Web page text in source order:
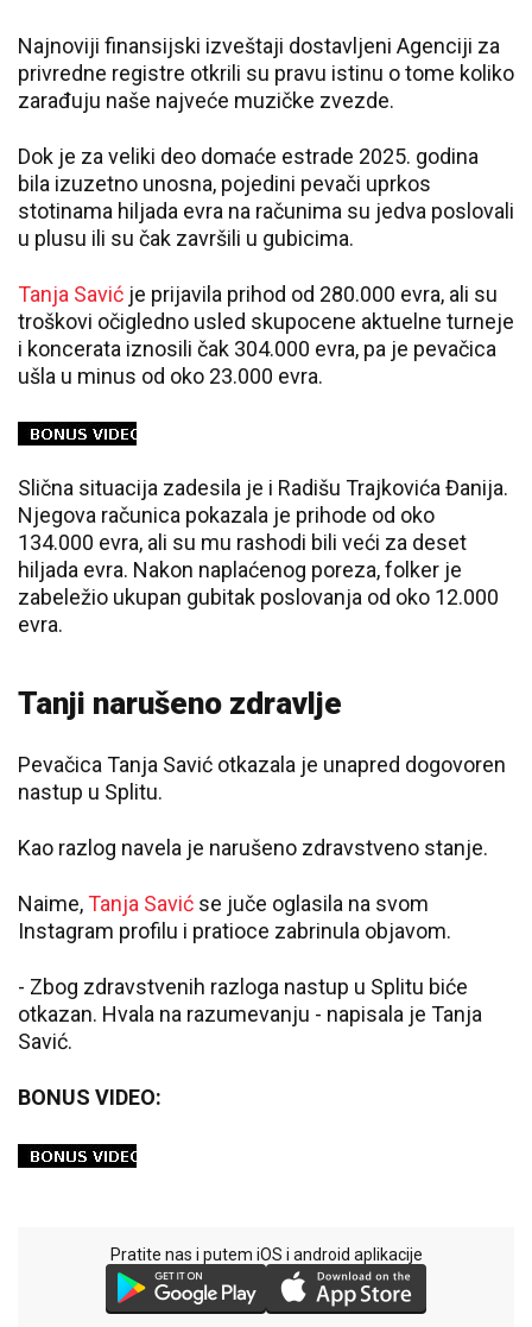
Najnoviji finansijski izveštaji dostavljeni Agenciji za
privredne registre otkrili su pravu istinu o tome koliko
zarađuju naše najveće muzičke zvezde.
Dok je za veliki deo domaće estrade 2025. godina
bila izuzetno unosna, pojedini pevači uprkos
stotinama hiljada evra na računima su jedva poslovali
u plusu ili su čak završili u gubicima.
Tanja Savić je prijavila prihod od 280.000 evra, ali su
troškovi očigledno usled skupocene aktuelne turneje
i koncerata iznosili čak 304.000 evra, pa je pevačica
ušla u minus od oko 23.000 evra.
Slična situacija zadesila je i Radišu Trajkovića Đanija.
Njegova računica pokazala je prihode od oko
134.000 evra, ali su mu rashodi bili veći za deset
hiljada evra. Nakon naplaćenog poreza, folker je
zabeležio ukupan gubitak poslovanja od oko 12.000
evra.
Tanji narušeno zdravlje
Pevačica Tanja Savić otkazala je unapred dogovoren
nastup u Splitu.
Kao razlog navela je narušeno zdravstveno stanje.
Naime,Tanja Savić se juče oglasila na svom
Instagram profilu i pratioce zabrinula objavom.
- Zbog zdravstvenih razloga nastup u Splitu biće
otkazan. Hvala na razumevanju - napisala je Tanja
Savić.
BONUS VIDEO:
Pratite nas i putem iOS i android aplikacije